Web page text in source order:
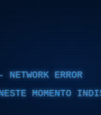
ERROR
MOMENTO